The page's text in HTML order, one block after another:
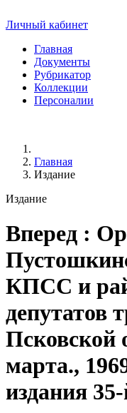
Личный кабинет
Главная
Документы
Рубрикатор
Коллекции
Персоналии
Главная
Издание
Издание
Вперед :
КПСС и
депутатов
Псковской
марта.,
издания